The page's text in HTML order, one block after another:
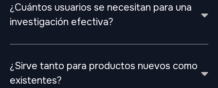
¿Cuántos usuarios se necesitan para una
investigación efectiva?
¿Sirve tanto para productos nuevos como
existentes?